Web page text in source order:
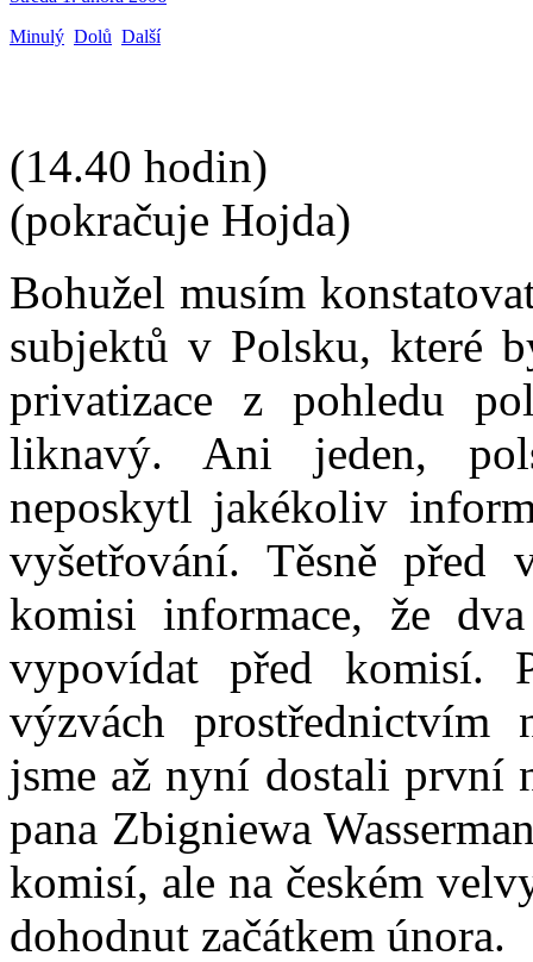
Minulý Dolů Další
(14.40 hodin)
(pokračuje Hojda)
Bohužel musím
subjektů v Polsku, které
privatizace z pohledu
liknavý. Ani jeden,
neposkytl jakékoliv
vyšetřování. Těsně před
komisi informace, že
vypovídat před komisí.
výzvách prostřednictvím
jsme až nyní dostali první
pana Zbigniewa
komisí, ale na českém
dohodnut začátkem února.